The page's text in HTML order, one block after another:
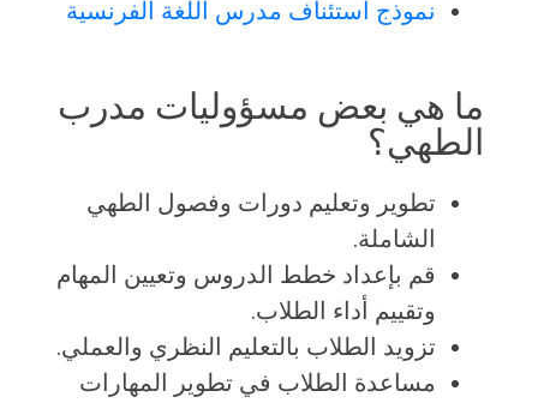
نموذج استئناف مدرس اللغة الفرنسية
ما هي بعض مسؤوليات مدرب
الطهي؟
تطوير وتعليم دورات وفصول الطهي
الشاملة.
قم بإعداد خطط الدروس وتعيين المهام
وتقييم أداء الطلاب.
تزويد الطلاب بالتعليم النظري والعملي.
مساعدة الطلاب في تطوير المهارات